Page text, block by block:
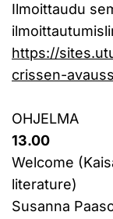
Ilmoittaudu
https://
crissen-
OHJELMA
13.00
Welcome
literature)
Susanna